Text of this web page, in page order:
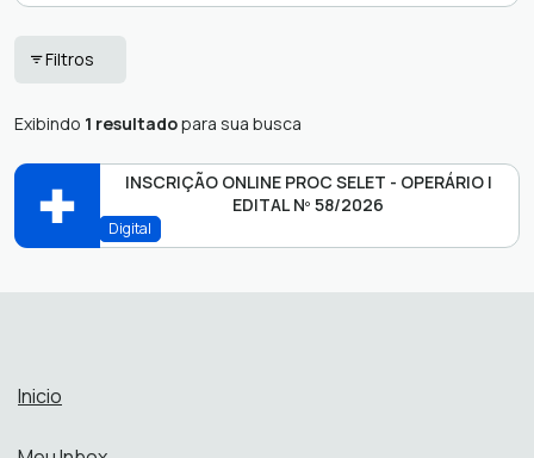
Iluminação Pública
Inspeção Municipal
Contratos
Servidores
Filtros
Exibindo 1 resultadopara sua busca
INSCRIÇÃO ONLINE PROC SELET - OPERÁRIO |
EDITAL Nº 58/2026
Digital
Perfis:
Inicio